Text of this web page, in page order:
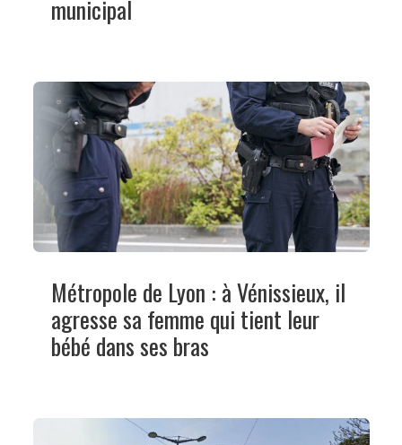
municipal
Métropole de Lyon : à Vénissieux, il
agresse sa femme qui tient leur
bébé dans ses bras